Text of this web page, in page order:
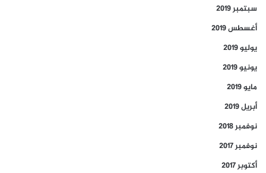
سبتمبر 2019
أغسطس 2019
يوليو 2019
يونيو 2019
مايو 2019
أبريل 2019
نوفمبر 2018
نوفمبر 2017
أكتوبر 2017